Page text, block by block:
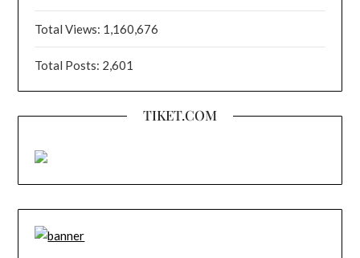
Total Views: 1,160,676
Total Posts: 2,601
TIKET.COM